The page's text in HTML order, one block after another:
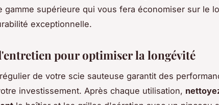
gamme supérieure qui vous fera économiser sur le
exceptionnelle.
pour optimiser la longévité
de votre scie sauteuse garantit des
investissement. Après chaque utilisation,